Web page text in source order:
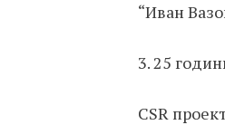
“Иван
3. 25
CSR